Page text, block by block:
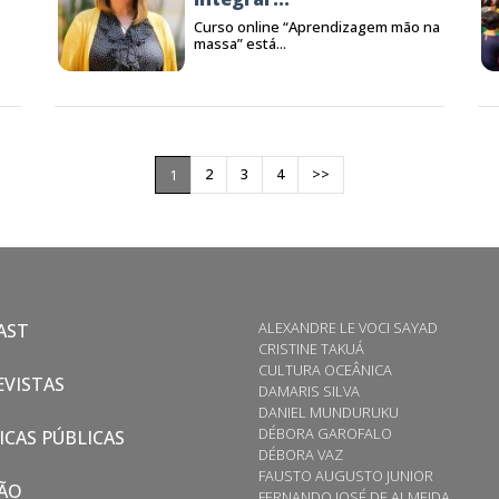
Curso online “Aprendizagem mão na
massa” está...
1 2 3 4 >>
PÚBLICAS
ALEXANDRE LE VOCI SAYAD
CRISTINE TAKUÁ
CULTURA OCEÂNICA
DAMARIS SILVA
DANIEL MUNDURUKU
DÉBORA GAROFALO
DÉBORA VAZ
FAUSTO AUGUSTO JUNIOR